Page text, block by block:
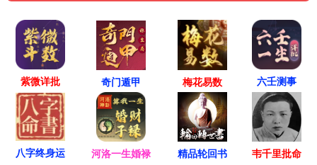
紫微详批 奇门遁甲 梅花易数 六壬测事
八字终身运 河洛一生婚禄 精品轮回书 韦千里批命